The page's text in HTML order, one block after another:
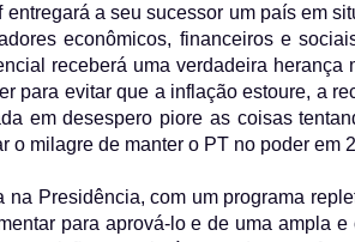
entregará a seu sucessor um país em
econômicos, financeiros e
receberá uma verdadeira
para evitar que a inflação estoure, a
em desespero piore as coisas
o milagre de manter o PT no poder em
na Presidência, com um programa
para aprová-lo e de uma ampla